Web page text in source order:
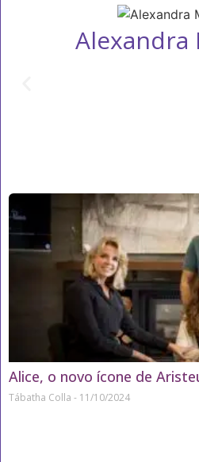
Alexandra
Alice, o novo ícone de
Tábatha Colla 11/10/2024